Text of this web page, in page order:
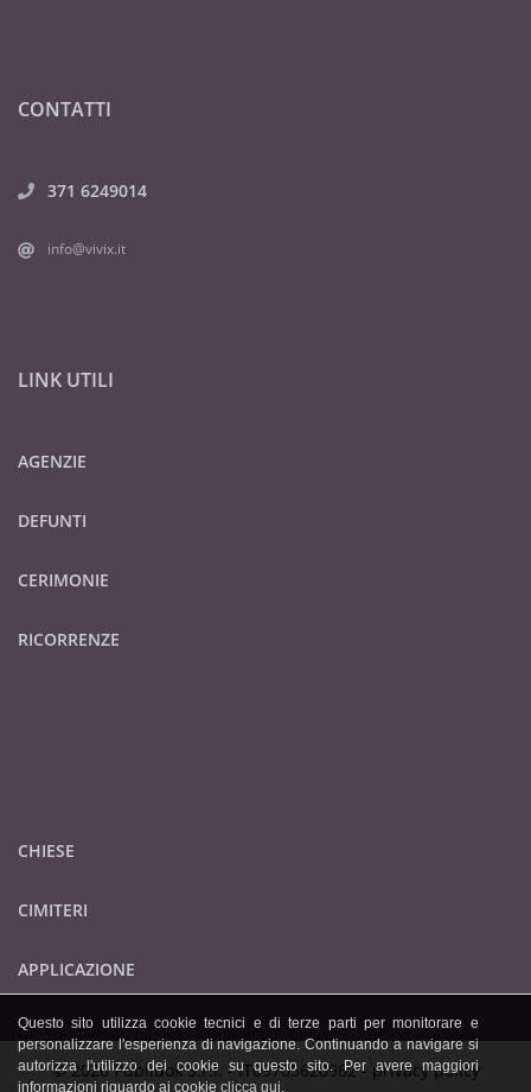
CONTATTI
371 6249014
info@vivix.it
LINK UTILI
AGENZIE
DEFUNTI
CERIMONIE
RICORRENZE
CHIESE
CIMITERI
APPLICAZIONE
© 2026 Publidok S.r.l. - IT09705620962 - privacy policy
Questo sito utilizza cookie tecnici e di terze parti per monitorare e
personalizzare l'esperienza di navigazione. Continuando a navigare si
autorizza l'utilizzo dei cookie su questo sito. Per avere maggiori
informazioni riguardo ai cookie clicca qui.